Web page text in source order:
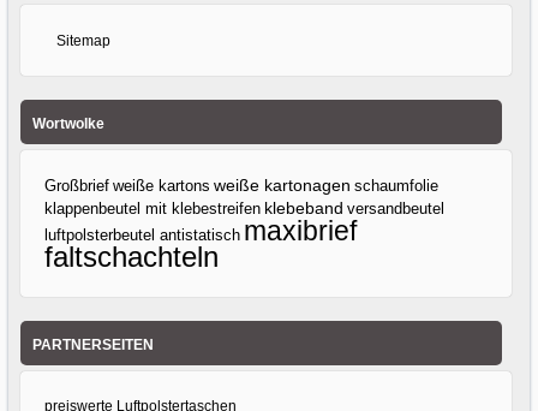
Sitemap
Wortwolke
Großbrief weiße kartons weiße kartonagen schaumfolie
klappenbeutel mit klebestreifen klebeband versandbeutel
luftpolsterbeutel antistatisch maxibrief
faltschachteln
PARTNERSEITEN
preiswerte Luftpolstertaschen